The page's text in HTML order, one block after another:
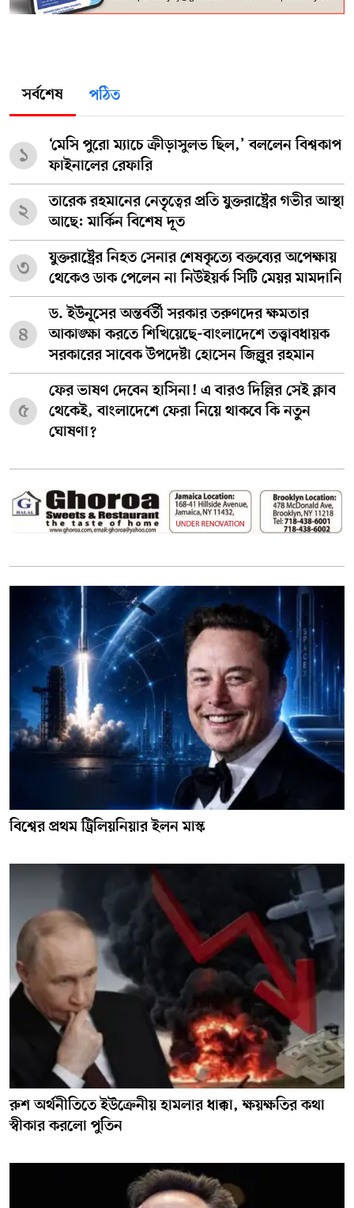
সর্বশেষ পঠিত
১
‘মেসি পুরো ম্যাচে ক্রীড়াসুলভ ছিল,’ বললেন বিশ্বকাপ
ফাইনালের রেফারি
২
তারেক রহমানের নেতৃত্বের প্রতি যুক্তরাষ্ট্রের গভীর আস্থা
আছে: মার্কিন বিশেষ দূত
৩
যুক্তরাষ্ট্রের নিহত সেনার শেষকৃত্যে বক্তব্যের অপেক্ষায়
থেকেও ডাক পেলেন না নিউইয়র্ক সিটি মেয়র মামদানি
৪
ড. ইউনূসের অন্তর্বর্তী সরকার তরুণদের ক্ষমতার
আকাঙ্ক্ষা করতে শিখিয়েছে-বাংলাদেশে তত্ত্বাবধায়ক
সরকারের সাবেক উপদেষ্টা হোসেন জিল্লুর রহমান
৫
ফের ভাষণ দেবেন হাসিনা! এ বারও দিল্লির সেই ক্লাব
থেকেই, বাংলাদেশে ফেরা নিয়ে থাকবে কি নতুন
ঘোষণা?
বিশ্বের প্রথম ট্রিলিয়নিয়ার ইলন মাস্ক
রুশ অর্থনীতিতে ইউক্রেনীয় হামলার ধাক্কা, ক্ষয়ক্ষতির কথা
স্বীকার করলো পুতিন